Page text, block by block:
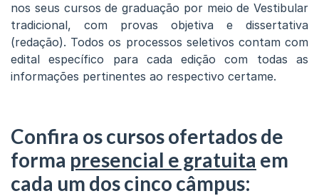
nos seus cursos de graduação por meio de Vestibular
tradicional, com provas objetiva e dissertativa
(redação). Todos os processos seletivos contam com
edital específico para cada edição com todas as
informações pertinentes ao respectivo certame.
Confira os cursos ofertados de
forma presencial e gratuita em
cada um dos cinco câmpus: